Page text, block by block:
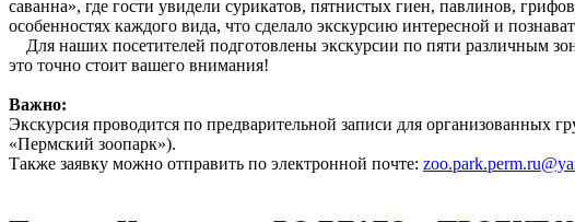
саванна», где гости увидели сурикатов, пятнистых гиен, павлинов,
особенностях каждого вида, что сделало экскурсию интересной и
Для наших посетителей подготовлены экскурсии по пяти различным
это точно стоит вашего внимания!
Важно:
Экскурсия проводится по предварительной записи для организованных
«Пермский зоопарк»).
Также заявку можно отправить по электронной почте: